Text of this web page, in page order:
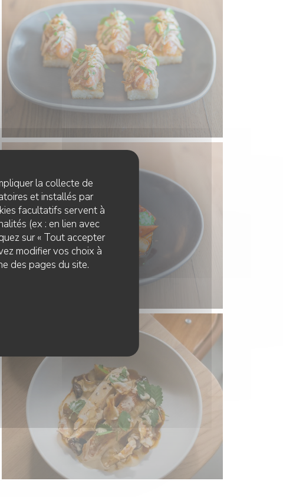
la collecte de
et installés par
facultatifs servent à
(ex : en lien avec
sur « Tout accepter
modifier vos choix à
des pages du site.